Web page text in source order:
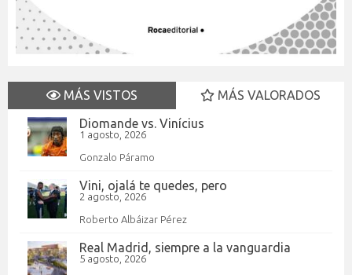
MÁS VISTOS
MÁS VALORADOS
Diomande vs. Vinícius
1 agosto, 2026
Gonzalo Páramo
Vini, ojalá te quedes, pero
2 agosto, 2026
Roberto Albáizar Pérez
Real Madrid, siempre a la vanguardia
5 agosto, 2026